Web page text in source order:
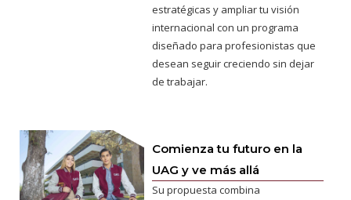
estratégicas y ampliar tu visión
internacional con un programa
diseñado para profesionistas que
desean seguir creciendo sin dejar
de trabajar.
Comienza tu futuro en la
UAG y ve más allá
Su propuesta combina